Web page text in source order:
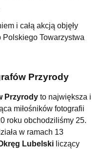
i całą akcją objęły
Polskiego Towarzystwa
Przyrody
Przyrody to największa i
miłośników fotografii
roku obchodziliśmy 25.
w ramach 13
Lubelski liczący